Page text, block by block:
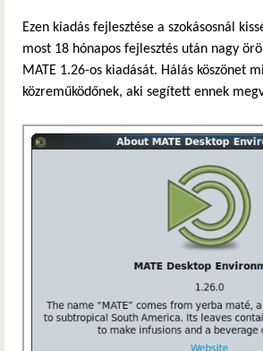
Ezen kiadás fejlesztése a szokásosnál
most 18 hónapos fejlesztés után nagy
MATE 1.26-os kiadását. Hálás köszönet
közreműködőnek, aki segített ennek